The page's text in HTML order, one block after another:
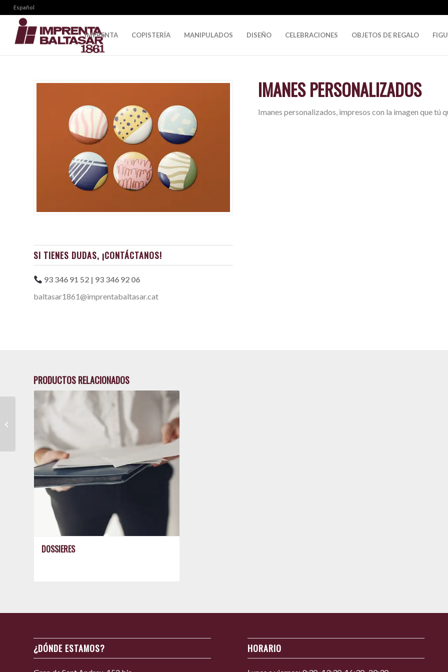
Español
IMPRENTA COPISTERÍA MANIPULADOS DISEÑO CELEBRACIONES OBJETOS DE REGALO
SI TIENES DUDAS, ¡CONTÁCTANOS!
93 346 91 52 | 93 346 92 06
baltasar1861@imprentabaltasar.cat
IMANES PERSONALIZADOS
Imanes personalizados, impresos con la imagen que tú
PRODUCTOS RELACIONADOS
DOSSIERES
¿DÓNDE ESTAMOS? HORARIO